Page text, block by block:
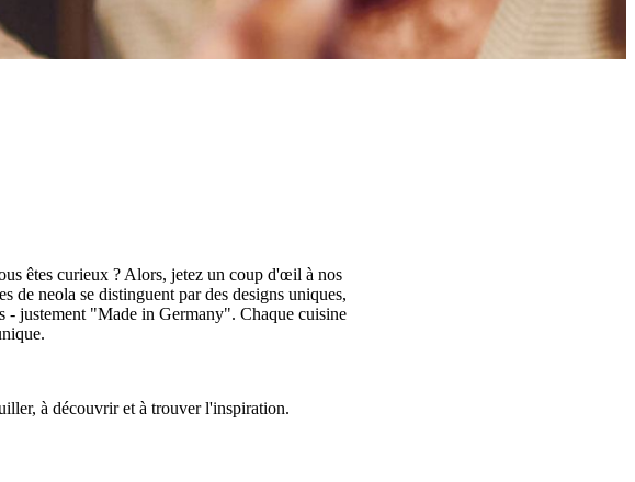
êtes curieux ? Alors, jetez un coup d'œil à nos
de neola se distinguent par des designs uniques,
- justement "Made in Germany". Chaque cuisine
à découvrir et à trouver l'inspiration.